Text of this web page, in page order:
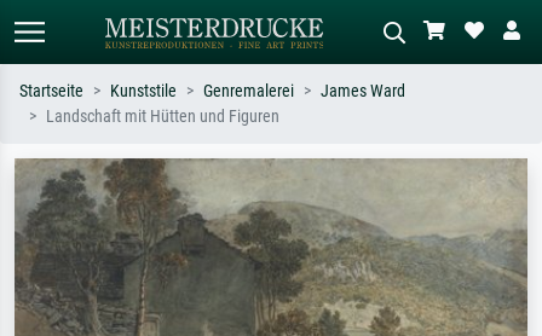
Suchen Sie nach Künstlern, Werktiteln
oder Stilen – z.B. Monet,
Sternennacht, Impressionismus, Welle
Hokusai, Akt.
Beschreiben Sie die Szene – z.B. Grüne
Wiese, Abstrakt mit viel Rot, Dunkles
Ölgemälde, Stehender Akt neben einem
Baum.
Startseite Kunststile Genremalerei
James Ward
Landschaft mit Hütten und Figuren